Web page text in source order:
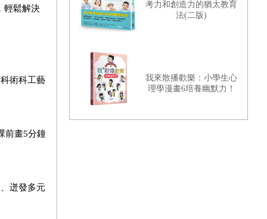
輕鬆解決
術科工藝
前畫5分鐘
迸發多元
考力和創造力的猶太教育
法(二版)
我來散播歡樂：小學生心
理學漫畫6培養幽默力！